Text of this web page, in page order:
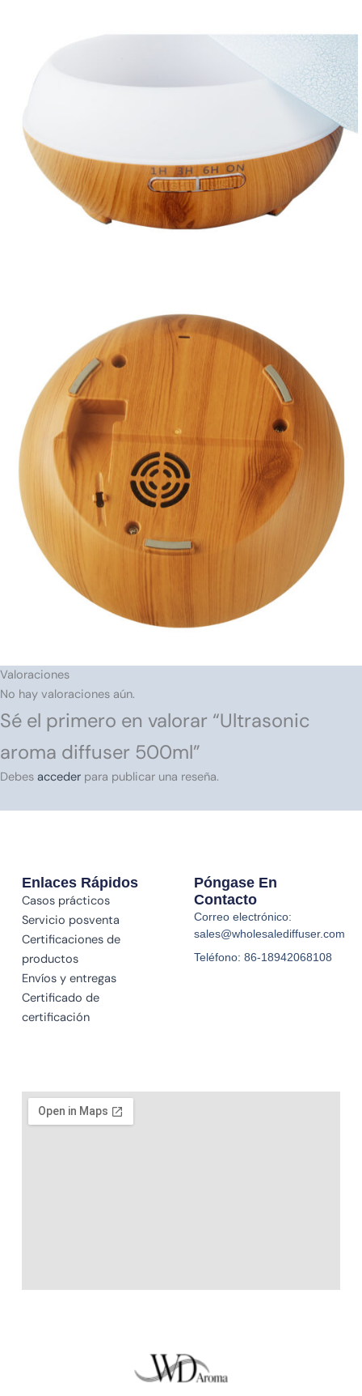
Valoraciones
No hay valoraciones aún.
Sé el primero en valorar “Ultrasonic
aroma diffuser 500ml”
Debes acceder para publicar una reseña.
Enlaces Rápidos
Casos prácticos
Servicio posventa
Certificaciones de
productos
Envíos y entregas
Certificado de
certificación
Póngase En
Contacto
Correo electrónico:
sales@wholesalediffuser.com
Teléfono: 86-18942068108